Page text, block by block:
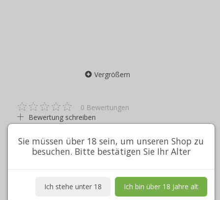
Vergrößern
0 Bewertungen
Bewertung schreiben
13,00DKKInkl. MwSt
13,00DKKExkl. MwSt)
Auf Lager
Sie müssen über 18 sein, um unseren Shop zu
besuchen. Bitte bestätigen Sie Ihr Alter
Ich stehe unter 18 Ich bin über 18 Jahre alt